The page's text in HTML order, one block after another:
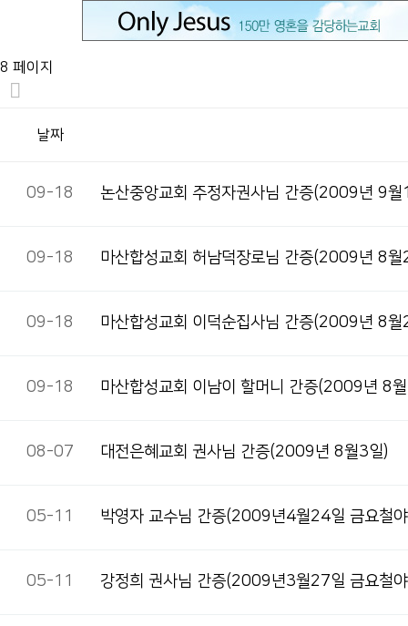
8 페이지
날짜
09-18 논산중앙교회 주정자권사님 간증(2009년 9
09-18 마산합성교회 허남덕장로님 간증(2009년 8
09-18 마산합성교회 이덕순집사님 간증(2009년 8
09-18 마산합성교회 이남이 할머니 간증(2009년 8
08-07 대전은혜교회 권사님 간증(2009년 8월3일)
05-11 박영자 교수님 간증(2009년4월24일 금요철
05-11 강정희 권사님 간증(2009년3월27일 금요철